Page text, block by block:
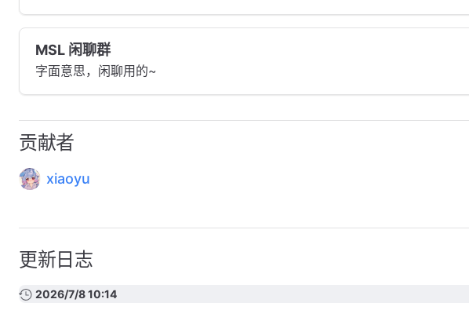
MSL 闲聊群
字面意思，闲聊用的~
贡献者
xiaoyu
更新日志
2026/7/8 10:14